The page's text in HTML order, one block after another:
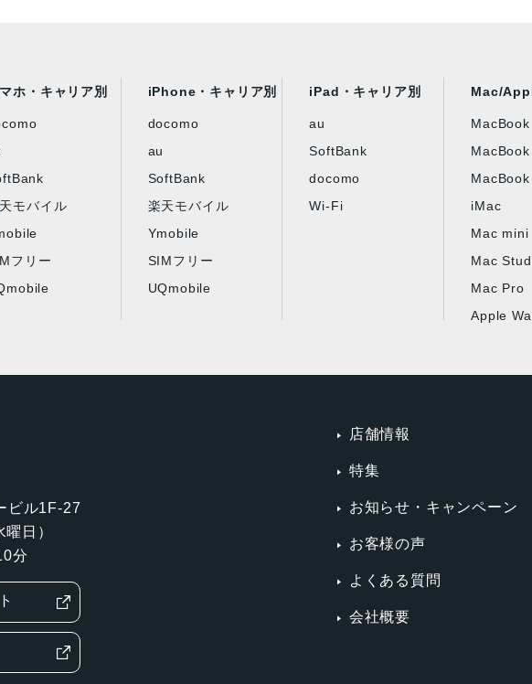
ホ・キャリア別
モバイル
フリー
iPhone・キャリア別
docomo
au
SoftBank
楽天モバイル
Ymobile
SIMフリー
UQmobile
iPad・キャリア別
au
SoftBank
docomo
Wi-Fi
Mac/
MacBook
iMac
Mac mini
Mac
Mac Pro
Apple
ビル1F-27
日）
分
店舗情報
特集
お知らせ・キャンペーン
お客様の声
よくある質問
会社概要